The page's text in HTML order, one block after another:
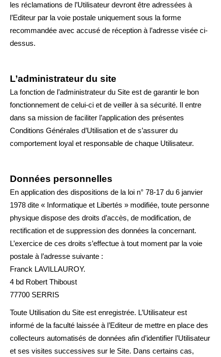
les réclamations de l’Utilisateur devront être adressées à
l’Editeur par la voie postale uniquement sous la forme
recommandée avec accusé de réception à l’adresse visée ci-
dessus.
L’administrateur du site
La fonction de l’administrateur du Site est de garantir le bon
fonctionnement de celui-ci et de veiller à sa sécurité. Il entre
dans sa mission de faciliter l’application des présentes
Conditions Générales d’Utilisation et de s’assurer du
comportement loyal et responsable de chaque Utilisateur.
Données personnelles
En application des dispositions de la loi n° 78-17 du 6 janvier
1978 dite « Informatique et Libertés » modifiée, toute personne
physique dispose des droits d’accès, de modification, de
rectification et de suppression des données la concernant.
L’exercice de ces droits s’effectue à tout moment par la voie
postale à l’adresse suivante :
Franck LAVILLAUROY.
4 bd Robert Thiboust
77700 SERRIS
Toute Utilisation du Site est enregistrée. L’Utilisateur est
informé de la faculté laissée à l’Editeur de mettre en place des
collecteurs automatisés de données afin d’identifier l’Utilisateur
et ses visites successives sur le Site. Dans certains cas,